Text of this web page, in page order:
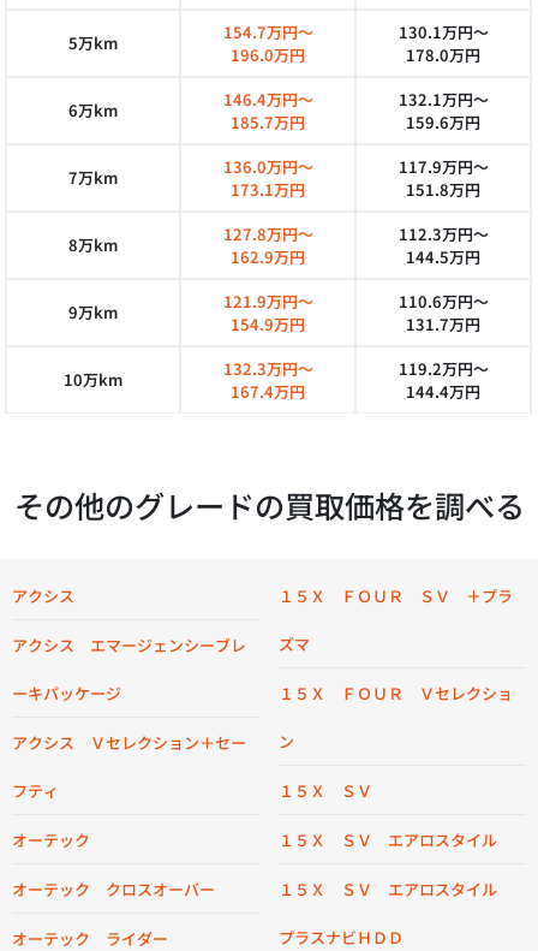
5万km
154.7万円～
196.0万円
130.1万円～
178.0万円
6万km
146.4万円～
185.7万円
132.1万円～
159.6万円
7万km
136.0万円～
173.1万円
117.9万円～
151.8万円
8万km
127.8万円～
162.9万円
112.3万円～
144.5万円
9万km
121.9万円～
154.9万円
110.6万円～
131.7万円
10万km
132.3万円～
167.4万円
119.2万円～
144.4万円
その他のグレードの買取価格を調べる
アクシス
アクシス エマージェンシーブレ
ーキパッケージ
アクシス Ｖセレクション＋セー
フティ
オーテック
オーテック クロスオーバー
オーテック ライダー
１５Ｘ ＦＯＵＲ ＳＶ ＋プラ
ズマ
１５Ｘ ＦＯＵＲ Ｖセレクショ
ン
１５Ｘ ＳＶ
１５Ｘ ＳＶ エアロスタイル
１５Ｘ ＳＶ エアロスタイル
プラスナビＨＤＤ